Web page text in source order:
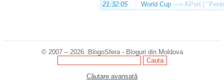
21:32:05
World Cup —» APort |
© 2007 – 2026. BlogoSfera - Bloguri din Moldova
Căutare avansată